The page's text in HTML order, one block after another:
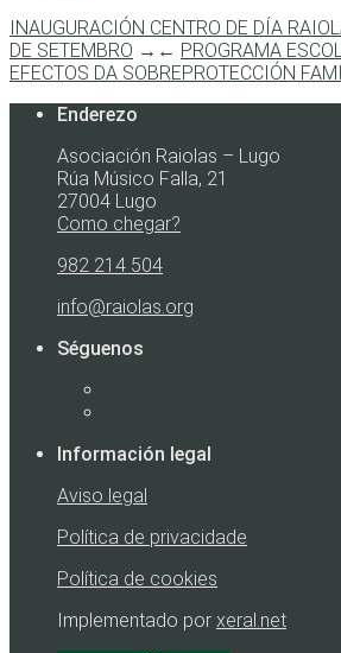
INAUGURACIÓN CENTRO DE DÍA
DE SETEMBRO → ← PROGRAMA
EFECTOS DA SOBREPROTECCIÓN
Enderezo
Asociación Raiolas – Lugo
Rúa Músico Falla, 21
27004 Lugo
Como chegar?
982 214 504
info@raiolas.org
Séguenos
Información legal
Aviso legal
Política de privacidade
Política de cookies
Implementado por xeral.net